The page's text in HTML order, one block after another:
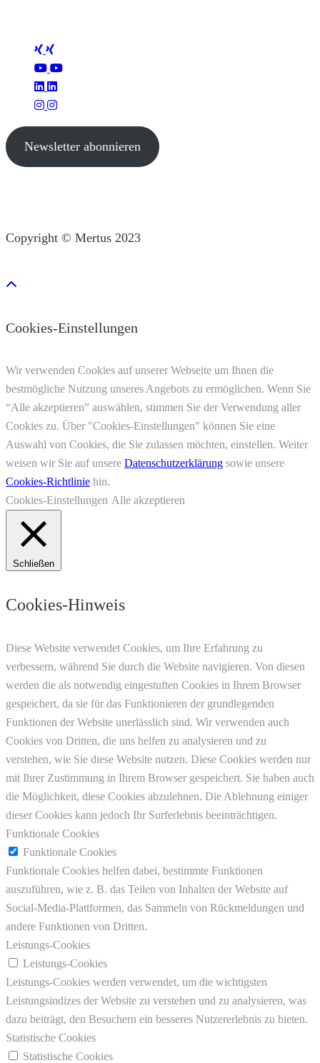
Newsletter abonnieren
Copyright © Mertus 2023
Cookies-Einstellungen
Wir verwenden Cookies auf unserer Webseite um Ihnen die
bestmögliche Nutzung unseres Angebots zu ermöglichen. Wenn Sie
“Alle akzeptieren” auswählen, stimmen Sie der Verwendung aller
Cookies zu. Über "Cookies-Einstellungen" können Sie eine
Auswahl von Cookies, die Sie zulassen möchten, einstellen. Weiter
weisen wir Sie auf unsere Datenschutzerklärung sowie unsere
Cookies-Richtlinie hin.
Cookies-Einstellungen Alle akzeptieren
Schließen
Cookies-Hinweis
Diese Website verwendet Cookies, um Ihre Erfahrung zu
verbessern, während Sie durch die Website navigieren. Von diesen
werden die als notwendig eingestuften Cookies in Ihrem Browser
gespeichert, da sie für das Funktionieren der grundlegenden
Funktionen der Website unerlässlich sind. Wir verwenden auch
Cookies von Dritten, die uns helfen zu analysieren und zu
verstehen, wie Sie diese Website nutzen. Diese Cookies werden nur
mit Ihrer Zustimmung in Ihrem Browser gespeichert. Sie haben auch
die Möglichkeit, diese Cookies abzulehnen. Die Ablehnung einiger
dieser Cookies kann jedoch Ihr Surferlebnis beeinträchtigen.
Funktionale Cookies
Funktionale Cookies
Funktionale Cookies helfen dabei, bestimmte Funktionen
auszuführen, wie z. B. das Teilen von Inhalten der Website auf
Social-Media-Plattformen, das Sammeln von Rückmeldungen und
andere Funktionen von Dritten.
Leistungs-Cookies
Leistungs-Cookies
Leistungs-Cookies werden verwendet, um die wichtigsten
Leistungsindizes der Website zu verstehen und zu analysieren, was
dazu beiträgt, den Besuchern ein besseres Nutzererlebnis zu bieten.
Statistische Cookies
Statistische Cookies